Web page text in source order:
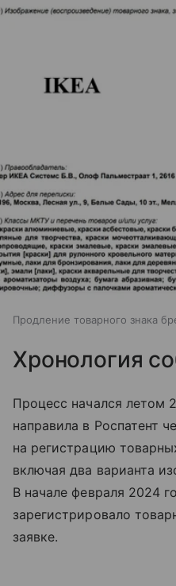
Продление товарного знака
Хронология
Процесс начался летом
направила в Роспатент
на регистрацию
включая два варианта
В начале февраля 2024
зарегистрировало
заявке.